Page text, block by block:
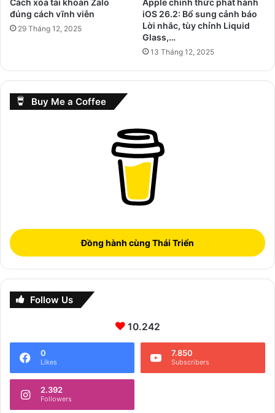
Cách xóa tài khoản Zalo
đúng cách vĩnh viễn
29 Tháng 12, 2025
Apple chính thức phát hành
iOS 26.2: Bổ sung cảnh báo
Lời nhắc, tùy chỉnh Liquid
Glass,…
13 Tháng 12, 2025
Buy Me a Coffee
Đồng hành cùng Thái Triển
Follow Us
10.242
0
Likes
7.850
Subscribers
2.392
Followers